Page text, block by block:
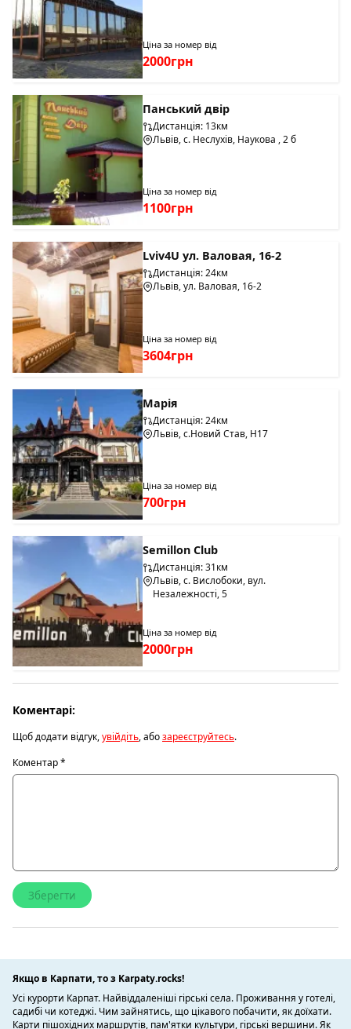
Ціна за номер від
2000грн
Панський двір
Дистанція: 13км
Львів, с. Неслухів, Наукова , 2 б
Ціна за номер від
1100грн
Lviv4U ул. Валовая, 16-2
Дистанція: 24км
Львів, ул. Валовая, 16-2
Ціна за номер від
3604грн
Марія
Дистанція: 24км
Львів, с.Новий Став, Н17
Ціна за номер від
700грн
Semillon Club
Дистанція: 31км
Львів, с. Вислобоки, вул.
Незалежності, 5
Ціна за номер від
2000грн
Коментарі:
Щоб додати відгук,увійдіть, абозареєструйтесь.
Коментар*
Якщо в Карпати, то з Karpaty.rocks!
Усі курорти Карпат. Найвіддаленіші гірські села. Проживання у готелі,
садибі чи котеджі. Чим зайнятись, що цікавого побачити, як доїхати.
Карти пішохідних маршрутів, пам'ятки культури, гірські вершини. Як